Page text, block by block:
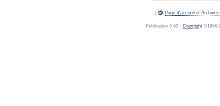
[ Page d'accueil et Archives
Publication 9.62 - Copyright©1996-